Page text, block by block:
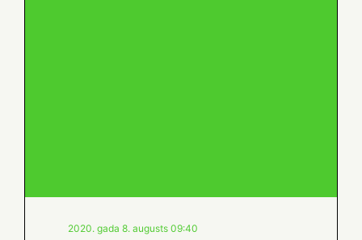
2020. gada 8. augusts 09:40